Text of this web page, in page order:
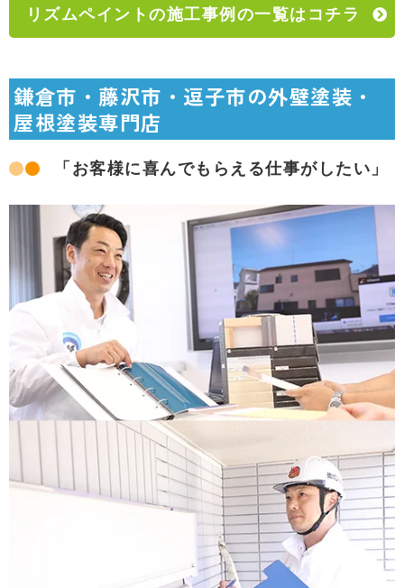
リズムペイントの施工事例の一覧はコチラ
鎌倉市・藤沢市・逗子市の外壁塗装・
屋根塗装専門店
「お客様に喜んでもらえる仕事がしたい」